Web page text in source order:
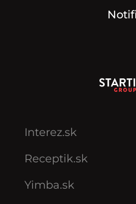
Interez.sk
Receptik.sk
Yimba.sk